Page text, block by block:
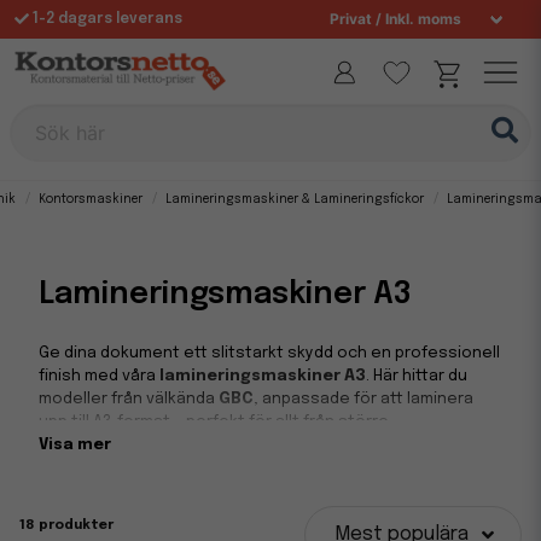
1-2 dagars leverans
Fri frakt över 995 kr
Kontorsmaskiner Lamineringsmaskiner & Lamineringsfickor
Lamineringsmaskiner A3
Ge dina dokument ett slitstarkt skydd och en professionell
finish med våra
lamineringsmaskiner A3. Här hittar du
modeller från välkända GBC, anpassade för att laminera
upp till A3-format – perfekt för allt från större
informationsblad och skyltar till menyer, ritningar och
Laminering för professionella resultat
Visa mer
18 produkter Mest populära